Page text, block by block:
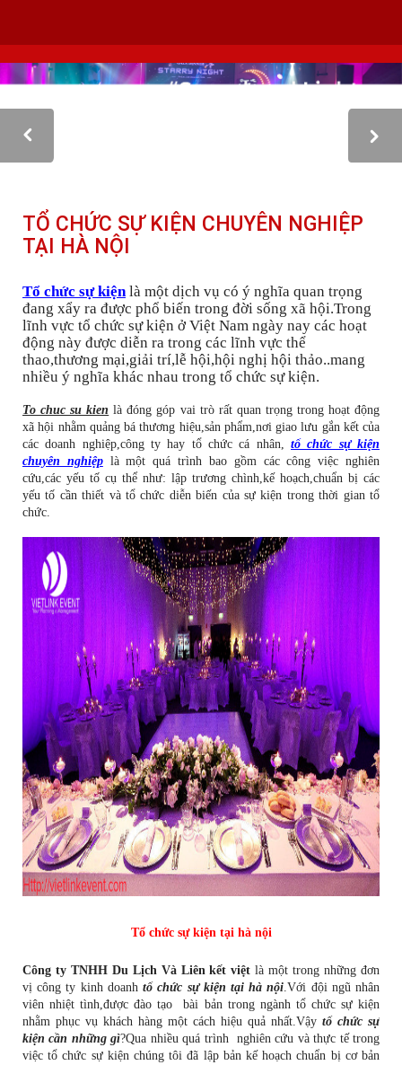
Hotline/ skype/ Wechat/ Whatsapp : +84 .0983.686.183 / Tel : +84 243 785 8551
ext 101
TỔ CHỨC SỰ KIỆN CHUYÊN NGHIỆP
TẠI HÀ NỘI
Tổ chức sự kiệnlà một dịch vụ có ý nghĩa quan trọng
đang xẩy ra được phổ biến trong đời sống xã hội.Trong
lĩnh vực tổ chức sự kiện ở Việt Nam ngày nay các hoạt
động này được diễn ra trong các lĩnh vực thể
thao,thương mại,giải trí,lễ hội,hội nghị hội thảo..mang
nhiều ý nghĩa khác nhau trong tổ chức sự kiện.
To chuc su kien là đóng góp vai trò rất quan trọng trong hoạt động
xã hội nhằm quảng bá thương hiệu,sản phẩm,nơi giao lưu gắn kết của
các doanh nghiệp,công ty hay tổ chức cá nhân, tổ chức sự kiện
chuyên nghiệp là một quá trình bao gồm các công việc nghiên
cứu,các yếu tố cụ thể như: lập trương chình,kế hoạch,chuẩn bị các
yếu tố cần thiết và tổ chức diễn biến của sự kiện trong thời gian tổ
chức.
Tổ chức sự kiện tại hà nội
Công ty TNHH Du Lịch Và Liên kết việt là một trong những đơn
vị công ty kinh doanhtổ chức sự kiện tại hà nội.Với đội ngũ nhân
viên nhiệt tình,được đào tạo
bài bản trong ngành tổ chức sự kiện
nhằm phục vụ khách hàng một cách hiệu quả nhất.Vậy tổ chức sự
kiện cần những gì?Qua nhiều quá trình nghiên cứu và thực tế trong
việc tổ chức sự kiện chúng tôi đã lập bản kế hoạch chuẩn bị cơ bản